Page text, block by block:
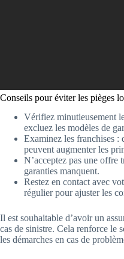
Conseils pour éviter les pièges
Vérifiez minutieusement
excluez les modèles de
Examinez les franchises :
peuvent augmenter les
N’acceptez pas une offre
garanties manquent.
Restez en contact avec
régulier pour ajuster les
Il est souhaitable d’avoir un
cas de sinistre. Cela renforce le
les démarches en cas de